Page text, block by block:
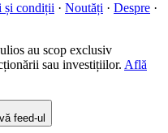
și condiții · Noutăți · Despre ·
au scop exclusiv
sau investițiilor. Află
feed-ul